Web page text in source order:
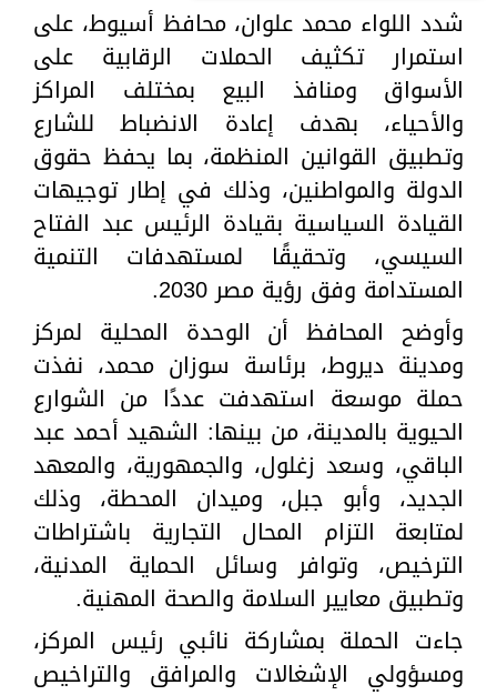
شدد اللواء محمد علوان، محافظ أسيوط، على
استمرار تكثيف الحملات الرقابية على
الأسواق ومنافذ البيع بمختلف المراكز
والأحياء، بهدف إعادة الانضباط للشارع
وتطبيق القوانين المنظمة، بما يحفظ حقوق
الدولة والمواطنين، وذلك في إطار توجيهات
القيادة السياسية بقيادة الرئيس عبد الفتاح
السيسي، وتحقيقًا لمستهدفات التنمية
المستدامة وفق رؤية مصر 2030.
وأوضح المحافظ أن الوحدة المحلية لمركز
ومدينة ديروط، برئاسة سوزان محمد، نفذت
حملة موسعة استهدفت عددًا من الشوارع
الحيوية بالمدينة، من بينها: الشهيد أحمد عبد
الباقي، وسعد زغلول، والجمهورية، والمعهد
الجديد، وأبو جبل، وميدان المحطة، وذلك
لمتابعة التزام المحال التجارية باشتراطات
الترخيص، وتوافر وسائل الحماية المدنية،
وتطبيق معايير السلامة والصحة المهنية.
جاءت الحملة بمشاركة نائبي رئيس المركز،
ومسؤولي الإشغالات والمرافق والتراخيص